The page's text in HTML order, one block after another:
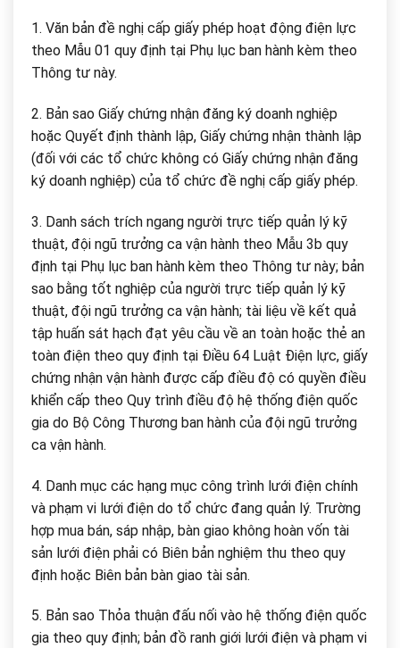
1. Văn bản đề nghị cấp giấy phép hoạt động điện lực
theo Mẫu 01 quy định tại Phụ lục ban hành kèm theo
Thông tư này.
2. Bản sao Giấy chứng nhận đăng ký doanh nghiệp
hoặc Quyết định thành lập, Giấy chứng nhận thành lập
(đối với các tổ chức không có Giấy chứng nhận đăng
ký doanh nghiệp) của tổ chức đề nghị cấp giấy phép.
3. Danh sách trích ngang người trực tiếp quản lý kỹ
thuật, đội ngũ trưởng ca vận hành theo Mẫu 3b quy
định tại Phụ lục ban hành kèm theo Thông tư này; bản
sao bằng tốt nghiệp của người trực tiếp quản lý kỹ
thuật, đội ngũ trưởng ca vận hành; tài liệu về kết quả
tập huấn sát hạch đạt yêu cầu về an toàn hoặc thẻ an
toàn điện theo quy định tại Điều 64 Luật Điện lực, giấy
chứng nhận vận hành được cấp điều độ có quyền điều
khiển cấp theo Quy trình điều độ hệ thống điện quốc
gia do Bộ Công Thương ban hành của đội ngũ trưởng
ca vận hành.
4. Danh mục các hạng mục công trình lưới điện chính
và phạm vi lưới điện do tổ chức đang quản lý. Trường
hợp mua bán, sáp nhập, bàn giao không hoàn vốn tài
sản lưới điện phải có Biên bản nghiệm thu theo quy
định hoặc Biên bản bàn giao tài sản.
5. Bản sao Thỏa thuận đấu nối vào hệ thống điện quốc
gia theo quy định; bản đồ ranh giới lưới điện và phạm vi